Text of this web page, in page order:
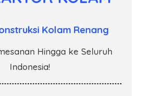
Kolam Renang
Hingga ke Seluruh
Indonesia!